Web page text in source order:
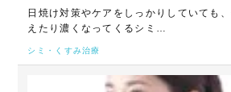
日焼け対策やケアをしっかりしていても
えたり濃くなってくるシミ…
シミ・くすみ治療